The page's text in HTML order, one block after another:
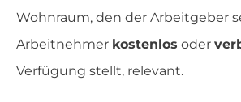
Wohnraum, den der Arbeitgeber
Arbeitnehmer kostenlos oder
Verfügung stellt, relevant.